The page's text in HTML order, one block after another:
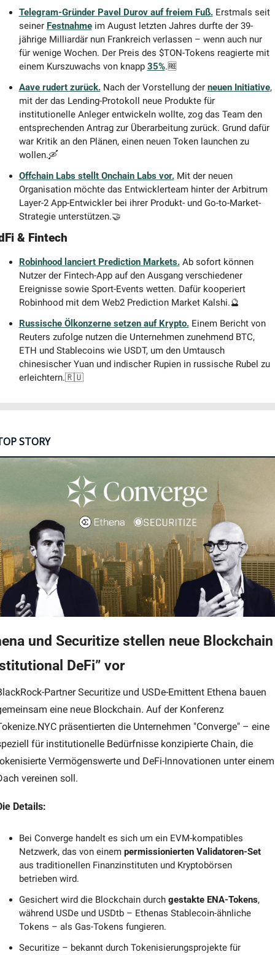
Telegram-Gründer Pavel Durov auf freiem Fuß. Erstmals seit
seiner Festnahme im August letzten Jahres durfte der 39-
jährige Milliardär nun Frankreich verlassen – wenn auch nur
für wenige Wochen. Der Preis des $TON-Tokens reagierte mit
einem Kurszuwachs von knapp 35%.🆓
Aave rudert zurück. Nach der Vorstellung der neuen Initiative,
mit der das Lending-Protokoll neue Produkte für
institutionelle Anleger entwickeln wollte, zog das Team den
entsprechenden Antrag zur Überarbeitung zurück. Grund dafür
war Kritik an den Plänen, einen neuen Token launchen zu
wollen.🛶
Offchain Labs stellt Onchain Labs vor. Mit der neuen
Organisation möchte das Entwicklerteam hinter der Arbitrum
Layer-2 App-Entwickler bei ihrer Produkt- und Go-to-Market-
Strategie unterstützen.🤝
& Fintech
Robinhood lanciert Prediction Markets. Ab sofort können
Nutzer der Fintech-App auf den Ausgang verschiedener
Ereignisse sowie Sport-Events wetten. Dafür kooperiert
Robinhood mit dem Web2 Prediction Market Kalshi.🔮
Russische Ölkonzerne setzen auf Krypto. Einem Bericht von
Reuters zufolge nutzen die Unternehmen zunehmend BTC,
ETH und Stablecoins wie USDT, um den Umtausch
chinesischer Yuan und indischer Rupien in russische Rubel zu
erleichtern.🇷🇺
STORY
und Securitize stellen neue
DeFi” vor
Partner Securitize und USDe-Emittent Ethena bauen
eine neue Blockchain. Auf der Konferenz
präsentierten die Unternehmen "Converge" – eine
für institutionelle Bedürfnisse konzipierte Chain, die
Vermögenswerte und DeFi-Innovationen unter einem
vereinen soll.
Details:
Bei Converge handelt es sich um ein EVM-kompatibles
Netzwerk, das von einem permissionierten Validatoren-Set
aus traditionellen Finanzinstituten und Kryptobörsen
betrieben wird.
Gesichert wird die Blockchain durch gestakte ENA-Tokens,
während USDe und USDtb – Ethenas Stablecoin-ähnliche
Tokens – als Gas-Tokens fungieren.
Securitize – bekannt durch Tokenisierungsprojekte für